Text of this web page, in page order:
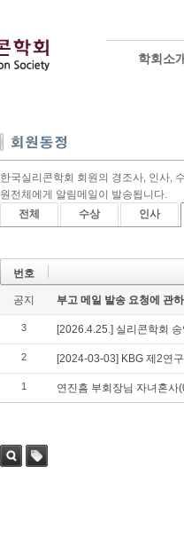
학회소
한국실리콘학회 회원의 경조사, 인사,
원전체에게 알림메일이 발송됩니다.
전체
수상 인사
번호
공지 부고 메일 발송 요청에 관
3 [2026.4.25.] 실리콘학회
2 [2024-03-03] KBG 제2연
1 연진흠 부회장님 자녀혼사